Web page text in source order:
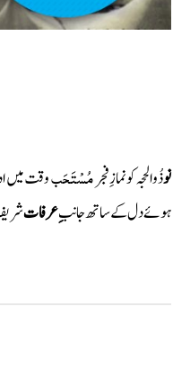
نوذُوالحجہ کونمازِفجرمُسْتَحَبوقت میں
ہوئے دل کے ساتھ جانبِ عرفات